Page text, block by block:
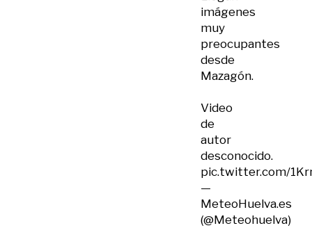
imágenes
muy
preocupantes
desde
Mazagón.
Video
de
autor
desconocido.
pic.twitter.com/
—
MeteoHuelva.es
(@Meteohuelva)